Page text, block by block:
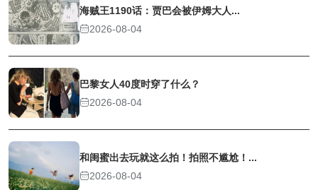
海贼王1190话：贾巴会被伊姆大人...
2026-08-04
巴黎女人40度时穿了什么？
2026-08-04
和闺蜜出去玩就这么拍！拍照不尴尬！...
2026-08-04